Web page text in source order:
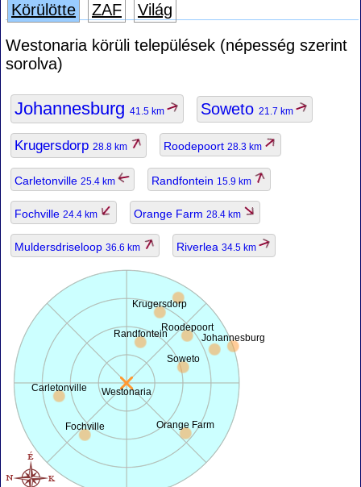
Körülötte ZAF
Világ
Westonaria körüli települések (népesség szerint
sorolva)
Johannesburg 41.5 km Soweto 21.7 km
Krugersdorp 28.8 km Roodepoort 28.3 km
Carletonville 25.4 km Randfontein 15.9 km
Fochville 24.4 km Orange Farm 28.4 km
Muldersdriseloop 36.6 km Riverlea 34.5 km
Westonaria
Johannesburg
Soweto
Krugersdorp
Roodepoort
Carletonville
Randfontein
Fochville Orange Farm